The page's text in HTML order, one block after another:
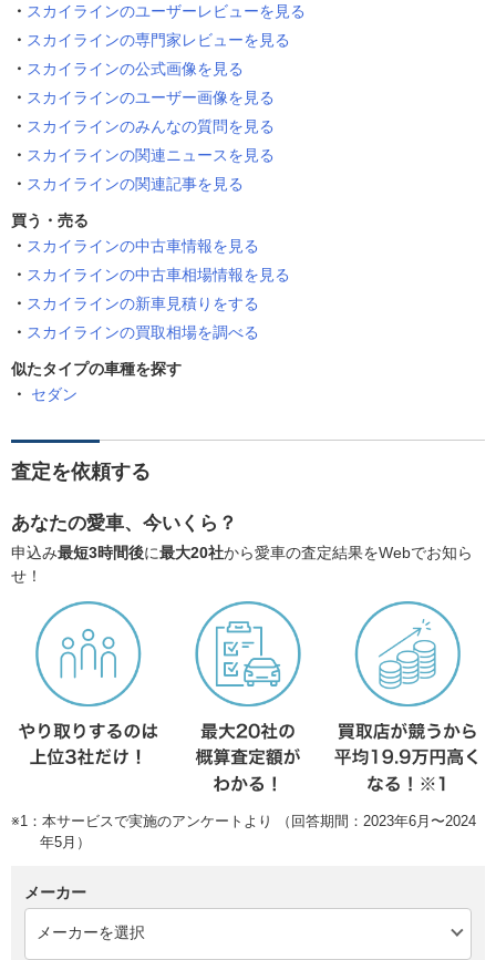
スカイラインのユーザーレビューを見る
スカイラインの専門家レビューを見る
スカイラインの公式画像を見る
スカイラインのユーザー画像を見る
スカイラインのみんなの質問を見る
スカイラインの関連ニュースを見る
スカイラインの関連記事を見る
買う・売る
スカイラインの中古車情報を見る
スカイラインの中古車相場情報を見る
スカイラインの新車見積りをする
スカイラインの買取相場を調べる
似たタイプの車種を探す
セダン
査定を依頼する
あなたの愛車、今いくら？
申込み最短3時間後に最大20社から愛車の査定結果をWebでお知ら
せ！
※1：本サービスで実施のアンケートより （回答期間：2023年6月〜2024
年5月）
メーカー